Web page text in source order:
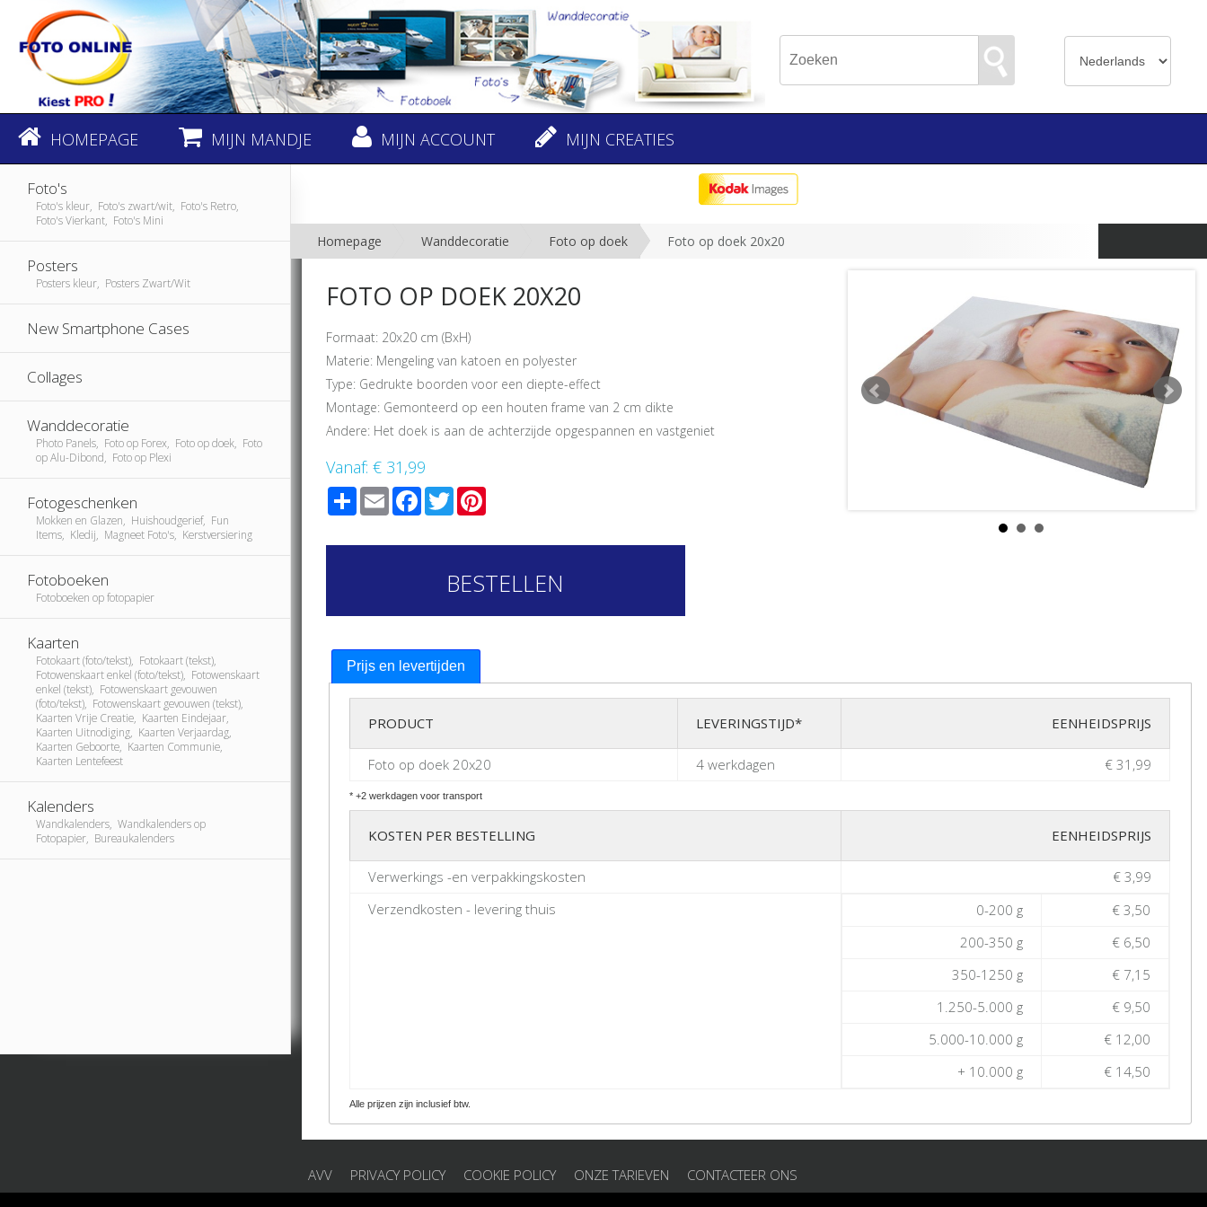
HOMEPAGE MIJN MANDJE MIJN ACCOUNT MIJN CREATIES
Foto's
Foto's kleur, Foto's zwart/wit, Foto's Retro,
Foto's Vierkant, Foto's Mini
Posters
Posters kleur, Posters Zwart/Wit
New Smartphone Cases
Collages
Wanddecoratie
Photo Panels, Foto op Forex, Foto op doek, Foto
op Alu-Dibond, Foto op Plexi
Fotogeschenken
Mokken en Glazen, Huishoudgerief, Fun
Items, Kledij, Magneet Foto's, Kerstversiering
Fotoboeken
Fotoboeken op fotopapier
Kaarten
Fotokaart (foto/tekst), Fotokaart (tekst),
Fotowenskaart enkel (foto/tekst), Fotowenskaart
enkel (tekst), Fotowenskaart gevouwen
(foto/tekst), Fotowenskaart gevouwen (tekst),
Kaarten Vrije Creatie, Kaarten Eindejaar,
Kaarten Uitnodiging, Kaarten Verjaardag,
Kaarten Geboorte, Kaarten Communie,
Kaarten Lentefeest
Kalenders
Wandkalenders, Wandkalenders op
Fotopapier, Bureaukalenders
Homepage Wanddecoratie Foto op doek Foto op doek 20x20
FOTO OP DOEK 20X20
Formaat: 20x20 cm (BxH)
Materie: Mengeling van katoen en polyester
Type: Gedrukte boorden voor een diepte-effect
Montage: Gemonteerd op een houten frame van 2 cm dikte
Andere: Het doek is aan de achterzijde opgespannen en vastgeniet
Vanaf: € 31,99
ShareEmailFacebook
TwitterPinterest
BESTELLEN
Prijs en levertijden
PRODUCT LEVERINGSTIJD* EENHEIDSPRIJS
Foto op doek 20x20 4 werkdagen € 31,99
* +2 werkdagen voor transport
KOSTEN PER BESTELLING EENHEIDSPRIJS
Verwerkings -en verpakkingskosten
€ 3,99
Verzendkosten - levering thuis
0-200 g
€ 3,50
200-350 g
€ 6,50
350-1250 g
€ 7,15
1.250-5.000 g
€ 9,50
5.000-10.000 g
€ 12,00
+ 10.000 g
€ 14,50
Alle prijzen zijn inclusief btw.
AVV PRIVACY POLICY COOKIE POLICY ONZE TARIEVEN CONTACTEER ONS